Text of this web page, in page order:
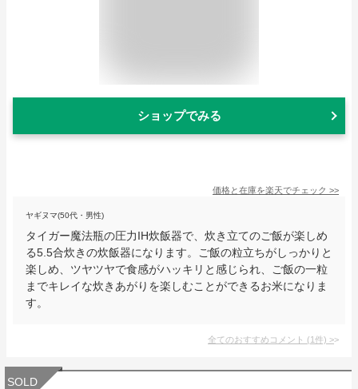
ショップでみる
価格と在庫を楽天でチェック >>
ヤギヌマ(50代・男性)
タイガー魔法瓶の圧力IH炊飯器で、炊き立てのご飯が楽しめ
る5.5合炊きの炊飯器になります。ご飯の粒立ちがしっかりと
楽しめ、ツヤツヤで食感がハッキリと感じられ、ご飯の一粒
までキレイな炊きあがりを楽しむことができるお米になりま
す。
全てのおすすめコメント (1件) >
SOLD